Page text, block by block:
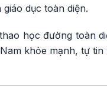
dục toàn diện.
học đường toàn
khỏe mạnh, tự tin